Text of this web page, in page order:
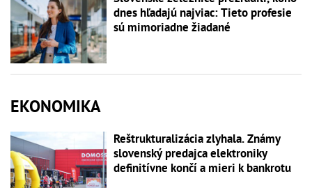
dnes hľadajú najviac: Tieto profesie
sú mimoriadne žiadané
EKONOMIKA
Reštrukturalizácia zlyhala. Známy
slovenský predajca elektroniky
definitívne končí a mieri k bankrotu